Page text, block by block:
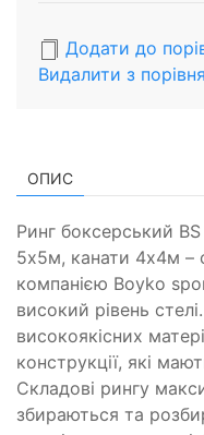
Додати до
Видалити з
ОПИС
Ринг боксерський
5х5м, канати 4х4м –
компанією Boyko
високий рівень
високоякісних
конструкції, які
Складові рингу
збираються та